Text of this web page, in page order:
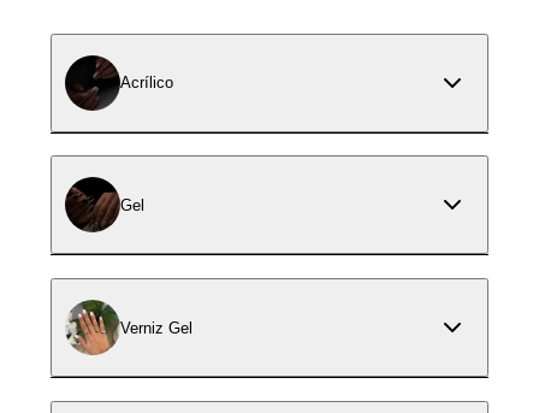
Acrílico
Gel
Verniz Gel